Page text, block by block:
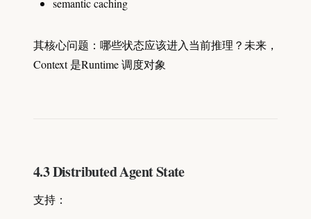
semantic caching
其核心问题：哪些状态应该进入当前推理？未来，
Context 是Runtime 调度对象
4.3 Distributed Agent State
支持：